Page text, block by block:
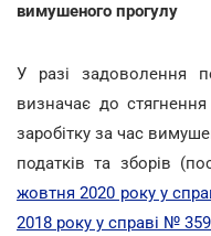
вимушеного прогулу
У разі задоволення
визначає до
заробітку за час
податків та зборів
жовтня 2020 року у
2018 року у справі №